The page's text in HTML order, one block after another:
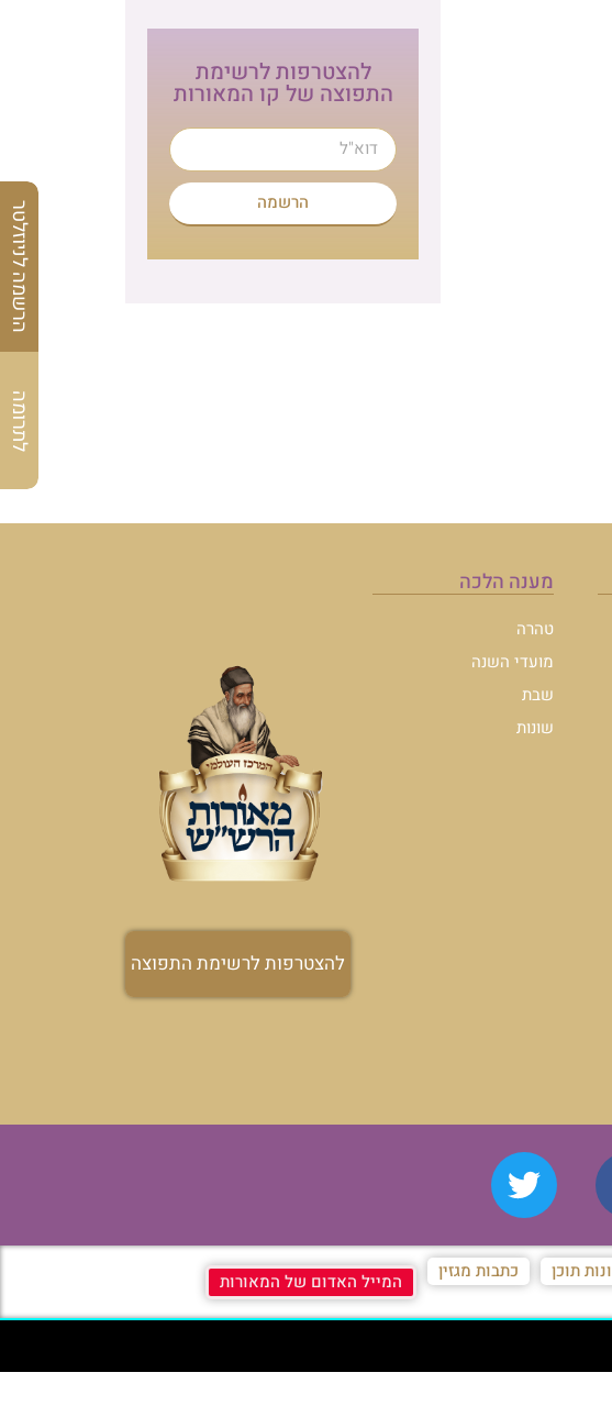
להצטרפות לרשימת
התפוצה של קו המאורות
הרשמה
מענה הלכה
טהרה
מועדי השנה
שבת
שונות
להצטרפות לרשימת התפוצה
הרשמה לניוזלטר
לתרומה
תוכן כתבות מגזין המייל האדום של המאורות